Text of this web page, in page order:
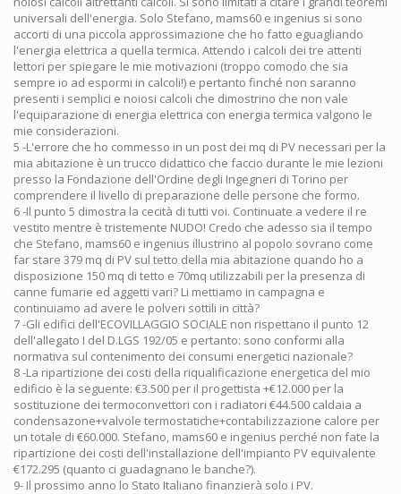
universali dell'energia. Solo Stefano, mams60 e ingenius si sono
accorti di una piccola approssimazione che ho fatto eguagliando
l'energia elettrica a quella termica. Attendo i calcoli dei tre attenti
lettori per spiegare le mie motivazioni (troppo comodo che sia
sempre io ad espormi in calcoli!) e pertanto finché non saranno
presenti i semplici e noiosi calcoli che dimostrino che non vale
l'equiparazione di energia elettrica con energia termica valgono le
mie considerazioni.
5 -L'errore che ho commesso in un post dei mq di PV necessari per la
mia abitazione è un trucco didattico che faccio durante le mie lezioni
presso la Fondazione dell'Ordine degli Ingegneri di Torino per
comprendere il livello di preparazione delle persone che formo.
6 -Il punto 5 dimostra la cecità di tutti voi. Continuate a vedere il re
vestito mentre è tristemente NUDO! Credo che adesso sia il tempo
che Stefano, mams60 e ingenius illustrino al popolo sovrano come
far stare 379 mq di PV sul tetto della mia abitazione quando ho a
disposizione 150 mq di tetto e 70mq utilizzabili per la presenza di
canne fumarie ed aggetti vari? Li mettiamo in campagna e
continuiamo ad avere le polveri sottili in città?
7 -Gli edifici dell'ECOVILLAGGIO SOCIALE non rispettano il punto 12
dell'allegato I del D.LGS 192/05 e pertanto: sono conformi alla
normativa sul contenimento dei consumi energetici nazionale?
8 -La ripartizione dei costi della riqualificazione energetica del mio
edificio è la seguente: €3.500 per il progettista +€12.000 per la
sostituzione dei termoconvettori con i radiatori €44.500 caldaia a
condensazone+valvole termostatiche+contabilizzazione calore per
un totale di €60.000. Stefano, mams60 e ingenius perché non fate la
ripartizione dei costi dell'installazione dell'impianto PV equivalente
€172.295 (quanto ci guadagnano le banche?).
9- Il prossimo anno lo Stato Italiano finanzierà solo i PV.